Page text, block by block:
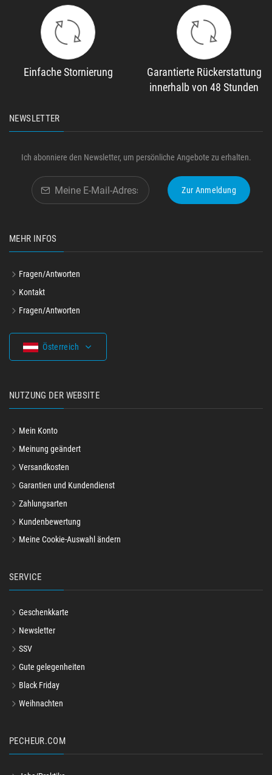
Einfache Stornierung
Garantierte Rückerstattung
innerhalb von 48 Stunden
NEWSLETTER
Ich abonniere den Newsletter, um persönliche Angebote zu erhalten.
Zur Anmeldung
MEHR INFOS
Fragen/Antworten
Kontakt
Fragen/Antworten
Österreich
NUTZUNG DER WEBSITE
Mein Konto
Meinung geändert
Versandkosten
Garantien und Kundendienst
Zahlungsarten
Kundenbewertung
Meine Cookie-Auswahl ändern
SERVICE
Geschenkkarte
Newsletter
SSV
Gute gelegenheiten
Black Friday
Weihnachten
PECHEUR.COM